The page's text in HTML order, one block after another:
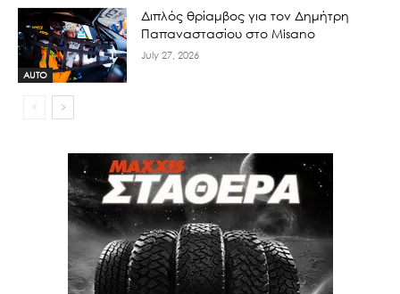
AUTO
Διπλός θρίαμβος για τον Δημήτρη
Παπαναστασίου στο Misano
July 27, 2026